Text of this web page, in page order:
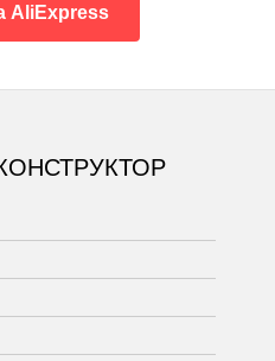
AliExpress